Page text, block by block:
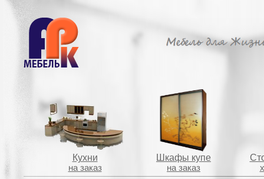
Кухни
на заказ
Шкафы купе
на заказ